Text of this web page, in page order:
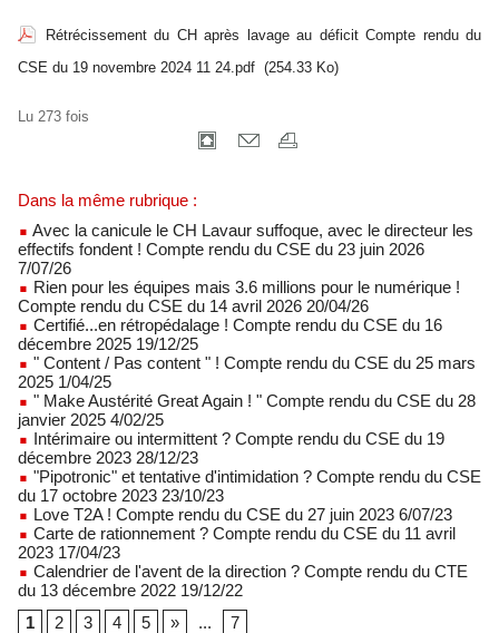
Rétrécissement du CH après lavage au déficit Compte rendu du
CSE du 19 novembre 2024 11 24.pdf (254.33 Ko)
Lu 273 fois
Dans la même rubrique :
Avec la canicule le CH Lavaur suffoque, avec le directeur les
effectifs fondent ! Compte rendu du CSE du 23 juin 2026
7/07/26
Rien pour les équipes mais 3.6 millions pour le numérique !
Compte rendu du CSE du 14 avril 2026 20/04/26
Certifié...en rétropédalage ! Compte rendu du CSE du 16
décembre 2025 19/12/25
" Content / Pas content " ! Compte rendu du CSE du 25 mars
2025 1/04/25
" Make Austérité Great Again ! " Compte rendu du CSE du 28
janvier 2025 4/02/25
Intérimaire ou intermittent ? Compte rendu du CSE du 19
décembre 2023 28/12/23
"Pipotronic" et tentative d'intimidation ? Compte rendu du CSE
du 17 octobre 2023 23/10/23
Love T2A ! Compte rendu du CSE du 27 juin 2023 6/07/23
Carte de rationnement ? Compte rendu du CSE du 11 avril
2023 17/04/23
Calendrier de l'avent de la direction ? Compte rendu du CTE
du 13 décembre 2022 19/12/22
1
2 3 4 5 » ... 7